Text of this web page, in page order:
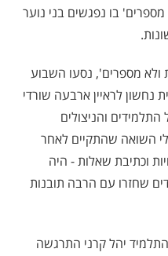
בו נפגשים בני נוער
ולא מספרים', נסעו השבוע
נחשון לראיין ארבעה שורדי
והניצולים
השואה שהתקיים לאחר
וכתיבת שאלות - היה
שחזרו עם הרבה תובנות
יהל קרני התרגשה